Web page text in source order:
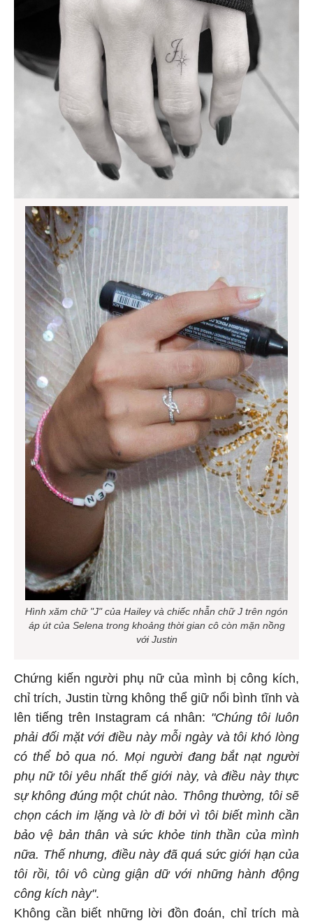
Hình xăm chữ "J" của Hailey và chiếc nhẫn chữ J trên ngón
áp út của Selena trong khoảng thời gian cô còn mặn nồng
với Justin
Chứng kiến người phụ nữ của mình bị công kích,
chỉ trích, Justin từng không thể giữ nổi bình tĩnh và
lên tiếng trên Instagram cá nhân: "Chúng tôi luôn
phải đối mặt với điều này mỗi ngày và tôi khó lòng
có thể bỏ qua nó. Mọi người đang bắt nạt người
phụ nữ tôi yêu nhất thế giới này, và điều này thực
sự không đúng một chút nào. Thông thường, tôi sẽ
chọn cách im lặng và lờ đi bởi vì tôi biết mình cần
bảo vệ bản thân và sức khỏe tinh thần của mình
nữa. Thế nhưng, điều này đã quá sức giới hạn của
tôi rồi, tôi vô cùng giận dữ với những hành động
công kích này".
Không cần biết những lời đồn đoán, chỉ trích mà